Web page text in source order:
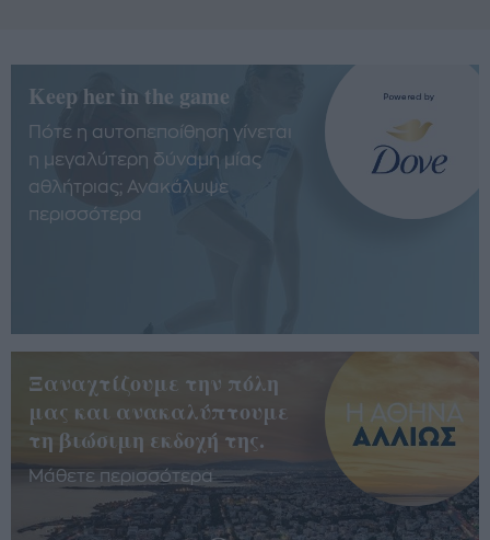
Keep her in the game
Πότε η αυτοπεποίθηση γίνεται
η μεγαλύτερη δύναμη μίας
αθλήτριας; Ανακάλυψε
περισσότερα
Ξαναχτίζουμε την πόλη
μας και ανακαλύπτουμε
τη βιώσιμη εκδοχή της.
Μάθετε περισσότερα